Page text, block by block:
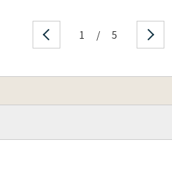
1 / 5